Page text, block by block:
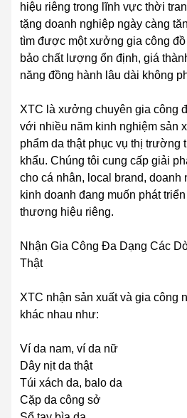
hiệu riêng trong lĩnh vực thời
tặng doanh nghiệp ngày càng
tìm được một xưởng gia công đồ
bảo chất lượng ổn định, giá
năng đồng hành lâu dài không
XTC là xưởng chuyên gia công
với nhiều năm kinh nghiệm sản
phẩm da thật phục vụ thị trường
khẩu. Chúng tôi cung cấp giải
cho cá nhân, local brand, doanh
kinh doanh đang muốn phát
thương hiệu riêng.
Nhận Gia Công Đa Dạng Các
Thật
XTC nhận sản xuất và gia công
khác nhau như:
Ví da nam, ví da nữ
Dây nịt da thật
Túi xách da, balo da
Cặp da công sở